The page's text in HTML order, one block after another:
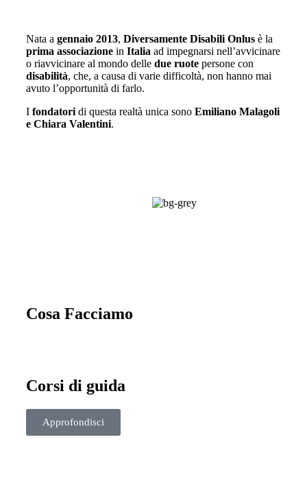
Nata a gennaio 2013, Diversamente Disabili Onlus è la
prima associazione in Italia ad impegnarsi nell’avvicinare
o riavvicinare al mondo delle due ruote persone con
disabilità, che, a causa di varie difficoltà, non hanno mai
avuto l’opportunità di farlo.
I fondatori di questa realtà unica sono Emiliano Malagoli
e Chiara Valentini.
Cosa Facciamo
Corsi di guida
Approfondisci